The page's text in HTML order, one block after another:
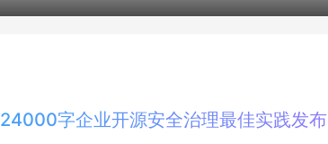
24000字企业开源安全治理最佳实践发布